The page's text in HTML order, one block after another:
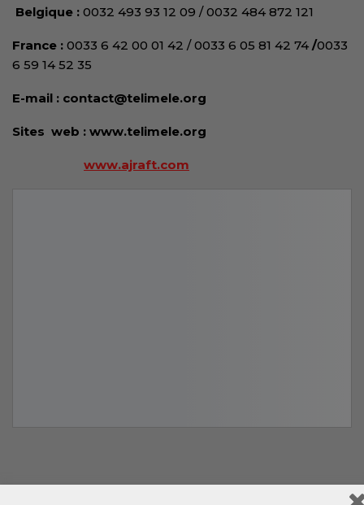
Belgique : 0032 493 93 12 09 / 0032 484 872 121
France : 0033 6 42 00 01 42 / 0033 6 05 81 42 74 /0033
6 59 14 52 35
E-mail : contact@telimele.org
Sites web : www.telimele.org
www.ajraft.com